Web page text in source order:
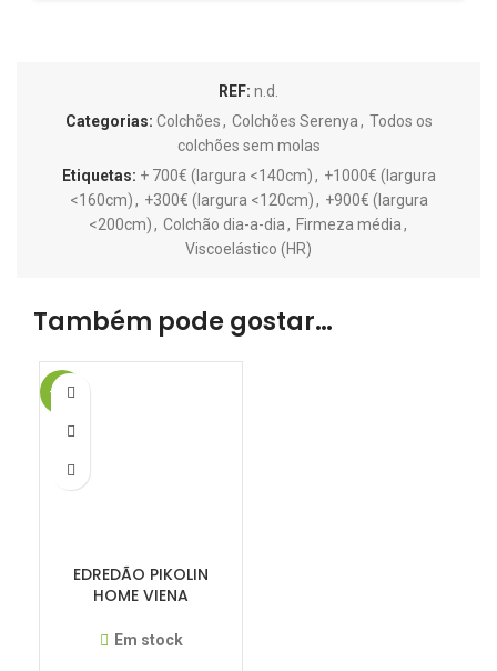
REF: n.d.
Categorias: Colchões, Colchões Serenya, Todos os
colchões sem molas
Etiquetas: + 700€ (largura <140cm), +1000€ (largura
<160cm), +300€ (largura <120cm), +900€ (largura
<200cm), Colchão dia-a-dia, Firmeza média,
Viscoelástico (HR)
Também pode gostar…
-21%
EDREDÃO PIKOLIN
HOME VIENA
300GRS+150GRS
Em stock